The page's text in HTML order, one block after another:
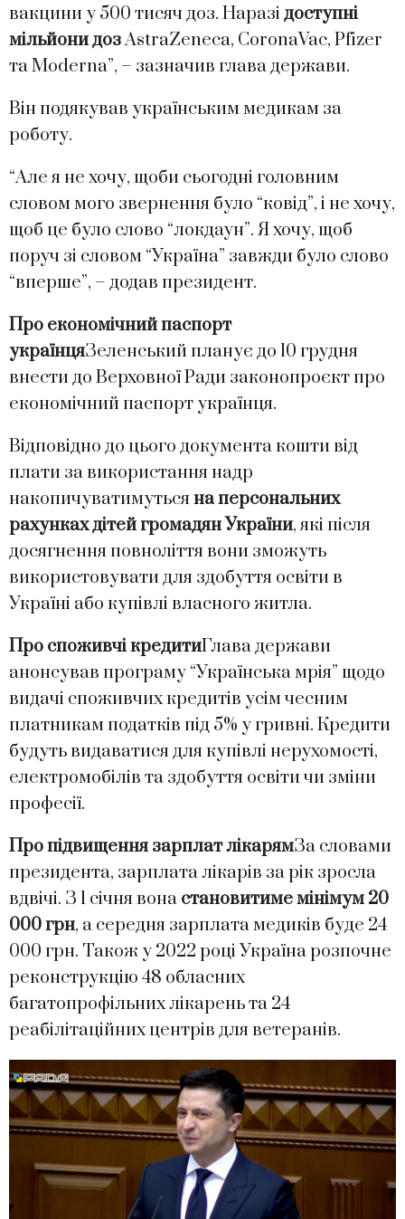
вакцини у 500 тисяч доз. Наразі доступні
мільйони дозAstraZeneca, CoronaVac, Pfizer
та Moderna”, – зазначив глава держави.
Він подякував українським медикам за
роботу.
“Але я не хочу, щоби сьогодні головним
словом мого звернення було “ковід”, і не хочу,
щоб це було слово “локдаун”. Я хочу, щоб
поруч зі словом “Україна” завжди було слово
“вперше”, – додав президент.
Про економічний паспорт
українцяЗеленський планує до 10 грудня
внести до Верховної Ради законопроєкт про
економічний паспорт українця.
Відповідно до цього документа кошти від
плати за використання надр
накопичуватимутьсяна персональних
рахунках дітей громадян України, які після
досягнення повноліття вони зможуть
використовувати для здобуття освіти в
Україні або купівлі власного житла.
Про споживчі кредитиГлава держави
анонсував програму “Українська мрія” щодо
видачі споживчих кредитів усім чесним
платникам податків під 5% у гривні. Кредити
будуть видаватися для купівлі нерухомості,
електромобілів та здобуття освіти чи зміни
професії.
Про підвищення зарплат лікарямЗа словами
президента, зарплата лікарів за рік зросла
вдвічі. З 1 січня вона становитиме мінімум 20
000 грн, а середня зарплата медиків буде 24
000 грн. Також у 2022 році Україна розпочне
реконструкцію 48 обласних
багатопрофільних лікарень та 24
реабілітаційних центрів для ветеранів.